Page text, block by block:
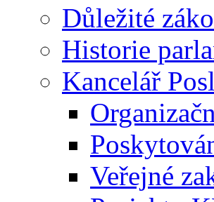
Důležité
Historie
Kancelář
Veřejné